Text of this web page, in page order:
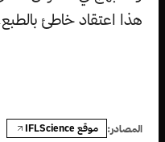
هذا اعتقاد خاطئ
المصادر: موقع IFLScience